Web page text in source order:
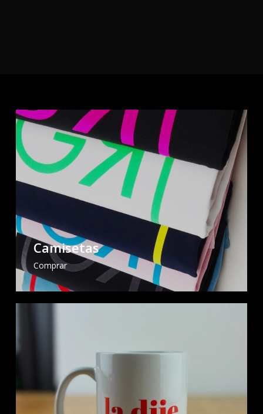
Camisetas
Comprar